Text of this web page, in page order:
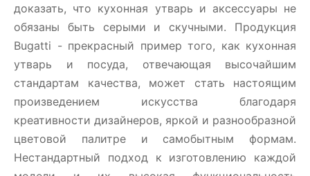
доказать, что кухонная утварь и аксессуары не
обязаны быть серыми и скучными. Продукция
Bugatti - прекрасный пример того, как кухонная
утварь и посуда, отвечающая высочайшим
стандартам качества, может стать настоящим
произведением искусства благодаря
креативности дизайнеров, яркой и разнообразной
цветовой палитре и самобытным формам.
Нестандартный подход к изготовлению каждой